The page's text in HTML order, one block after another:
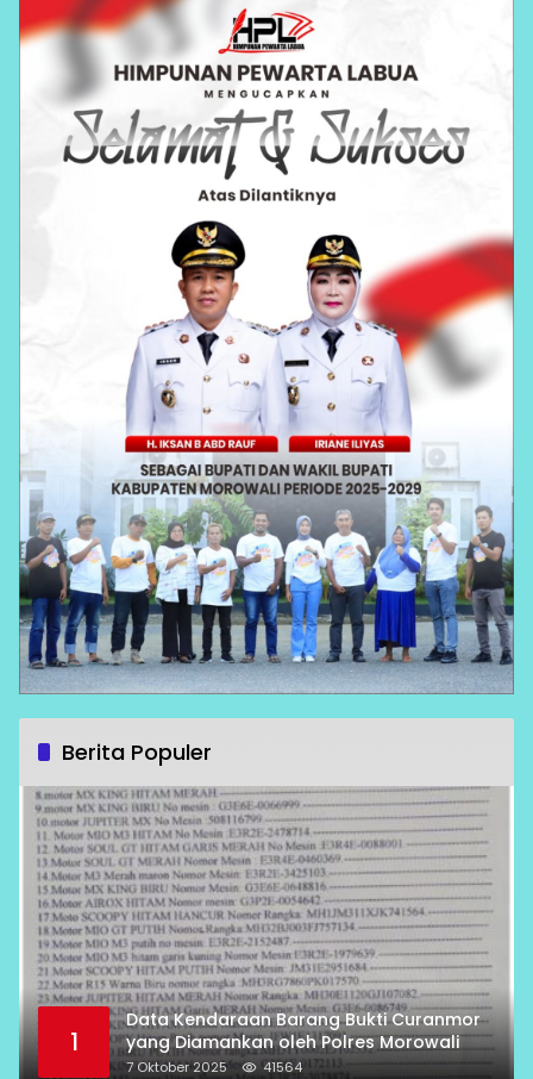
Berita Populer
1
Data Kendaraan Barang Bukti Curanmor
yang Diamankan oleh Polres Morowali
7 Oktober 2025 41564